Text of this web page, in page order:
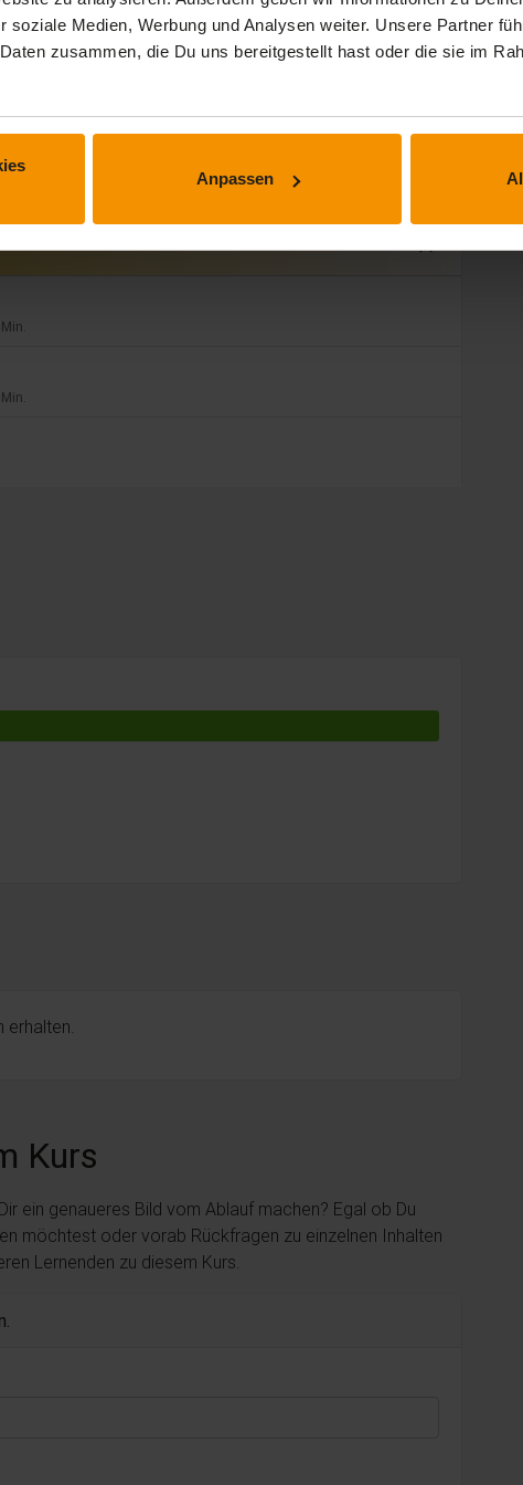
soziale Medien, Werbung und Analysen weiter. Unsere Partner
zusammen, die Du uns bereitgestellt hast oder die sie im
Anpassen
ALIPA.
of products
expand_less
erhalten.
Kurs
ein genaueres Bild vom Ablauf machen? Egal ob Du
möchtest oder vorab Rückfragen zu einzelnen Inhalten
Lernenden zu diesem Kurs.